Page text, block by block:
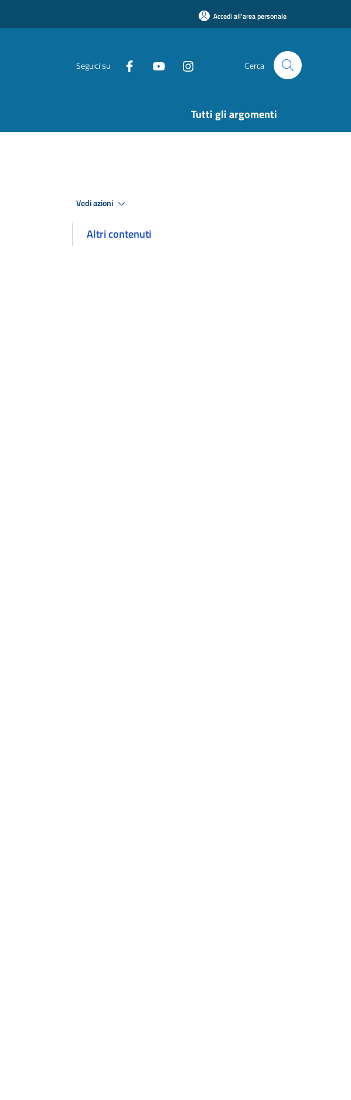
Accedi all'area personale
Seguici su Cerca
Tutti gli argomenti
Vedi azioni
Altri contenuti